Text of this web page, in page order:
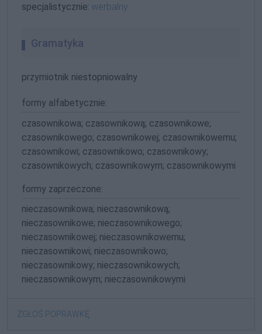
specjalistycznie: werbalny
Gramatyka
przymiotnik niestopniowalny
formy alfabetycznie:
czasownikowa; czasownikową; czasownikowe;
czasownikowego; czasownikowej; czasownikowemu;
czasownikowi; czasownikowo; czasownikowy;
czasownikowych; czasownikowym; czasownikowymi
formy zaprzeczone:
nieczasownikowa; nieczasownikową;
nieczasownikowe; nieczasownikowego;
nieczasownikowej; nieczasownikowemu;
nieczasownikowi; nieczasownikowo;
nieczasownikowy; nieczasownikowych;
nieczasownikowym; nieczasownikowymi
ZGŁOŚ POPRAWKĘ